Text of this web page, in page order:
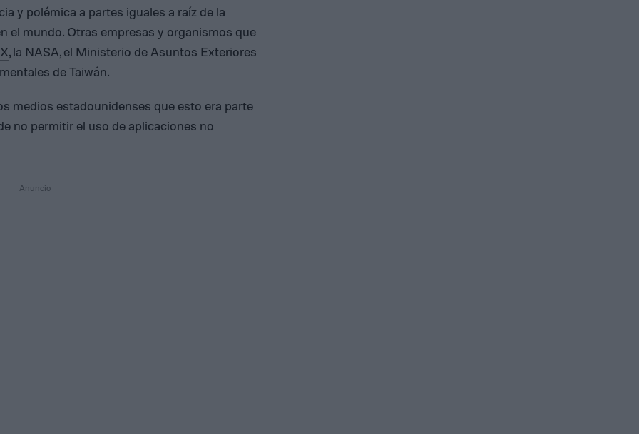
y polémica a partes iguales a raíz de la
el mundo. Otras empresas y organismos que
, la NASA, el Ministerio de Asuntos Exteriores
de Taiwán.
medios estadounidenses que esto era parte
no permitir el uso de aplicaciones no